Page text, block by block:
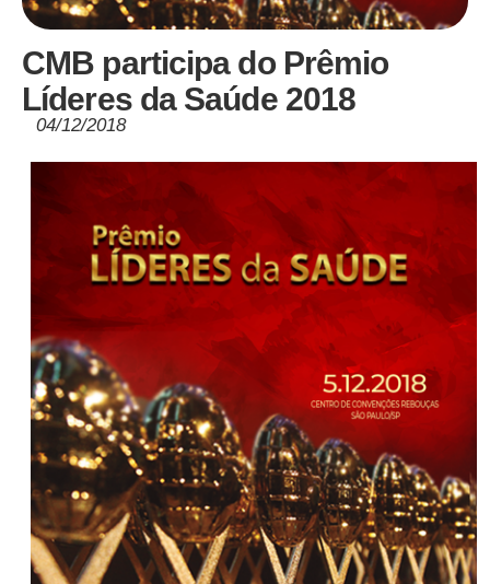
CMB participa do Prêmio
Líderes da Saúde 2018
04/12/2018